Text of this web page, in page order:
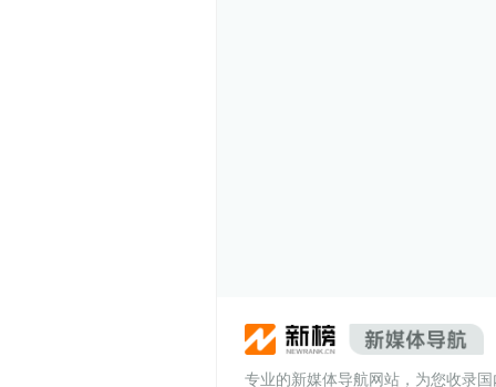
专业的新媒体导航网站，为您收录